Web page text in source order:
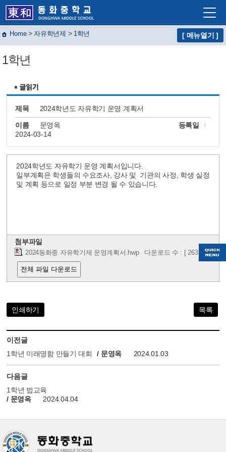
학교혁신
Home> 자유학년제 > 1학년 [ 메뉴열기 ]
1학년
제목 2024학년도 자유학기 운영 계획서
이름 문영옥
등록일
2024-03-14
2024학년도 자유학기 운영 계획서입니다.
일부계획은 학생들의 수요조사, 강사 및 기관의 사정, 학생 실정
및 계획 등으로 일정 부분 변경 될 수 있습니다.
첨부파일
2024동화중 자유학기제 운영계획서.hwp다운로드 수 : [ 263 ]
전체 파일 다운로드
인쇄하기 목록
이전글
1학년 미래명함 만들기 대회
/ 문영옥 2024.01.03
다음글
1학년 법교육
/ 문영옥
2024.04.04